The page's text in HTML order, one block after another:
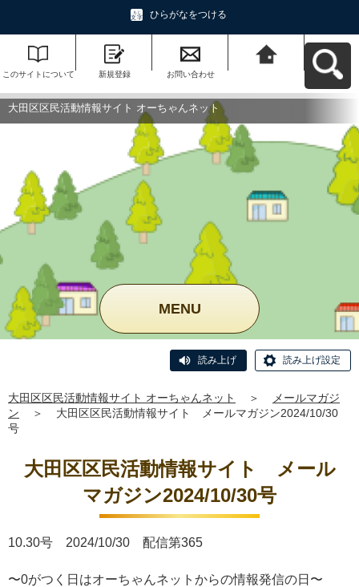
ひらがなをつける
このサイトについて 新規登録 お問い合わせ
ットへ戻る
大田区区民活動情報サイト オーちゃんネット
MENU
読み上げ 読み上げ設定
大田区区民活動情報サイト オーちゃんネット ＞
メールマガジ
ン
＞
大田区区民活動情報サイト メールマガジン2024/10/30
号
大田区区民活動情報サイト メール
マガジン2024/10/30号
10.30号 2024/10/30 配信第365
〜0がつく日はオーちゃんネットからの情報発信の日〜